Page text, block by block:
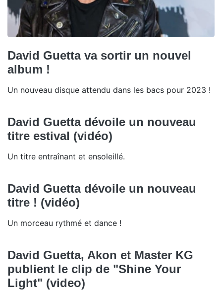
David Guetta va sortir un nouvel
album !
Un nouveau disque attendu dans les bacs pour 2023 !
David Guetta dévoile un nouveau
titre estival (vidéo)
Un titre entraînant et ensoleillé.
David Guetta dévoile un nouveau
titre ! (vidéo)
Un morceau rythmé et dance !
David Guetta, Akon et Master KG
publient le clip de "Shine Your
Light" (video)